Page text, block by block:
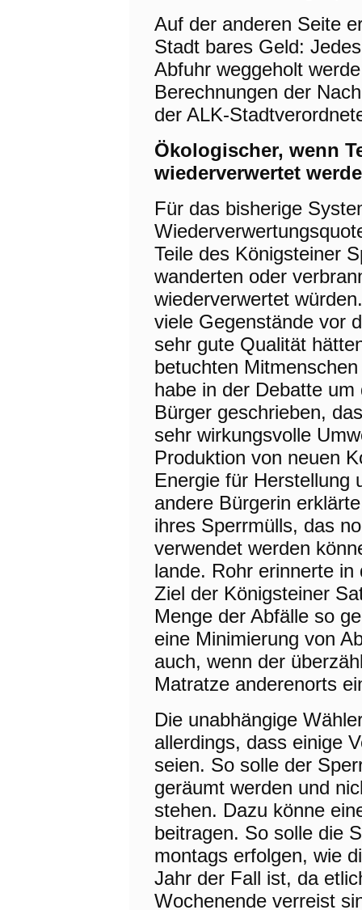
Auf der anderen Seite
Stadt bares Geld:
Abfuhr weggeholt
Berechnungen der
der ALK-
Ökologischer, wenn
wiederverwertet
Für das bisherige
Teile des Königsteiner
wanderten oder
wiederverwertet
viele Gegenstände vor
sehr gute Qualität
betuchten
habe in der Debatte
Bürger geschrieben,
sehr wirkungsvolle
Produktion von neuen
Energie für Herstellung
andere Bürgerin
ihres Sperrmülls, das
verwendet werden
lande. Rohr erinnerte
Ziel der Königsteiner
Menge der Abfälle so
eine Minimierung von
auch, wenn der
Matratze anderenorts
Die unabhängige
allerdings, dass einige
seien. So solle der
geräumt werden und
stehen. Dazu könne
beitragen. So solle die
montags erfolgen, wie
Jahr der Fall ist, da
Wochenende verreist